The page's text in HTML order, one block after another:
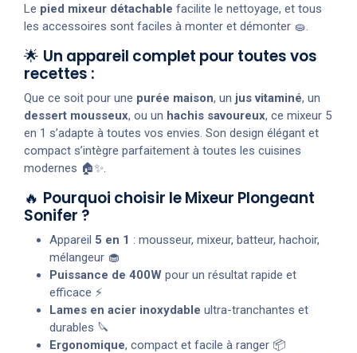
Le pied mixeur détachable facilite le nettoyage, et tous
les accessoires sont faciles à monter et démonter 🧽.
🌟 Un appareil complet pour toutes vos
recettes :
Que ce soit pour une purée maison, un jus vitaminé, un
dessert mousseux, ou un hachis savoureux, ce mixeur 5
en 1 s’adapte à toutes vos envies. Son design élégant et
compact s’intègre parfaitement à toutes les cuisines
modernes 🏠✨.
🔥 Pourquoi choisir le Mixeur Plongeant
Sonifer ?
Appareil 5 en 1 : mousseur, mixeur, batteur, hachoir,
mélangeur 🧁
Puissance de 400W pour un résultat rapide et
efficace ⚡
Lames en acier inoxydable ultra-tranchantes et
durables 🔪
Ergonomique, compact et facile à ranger 📦